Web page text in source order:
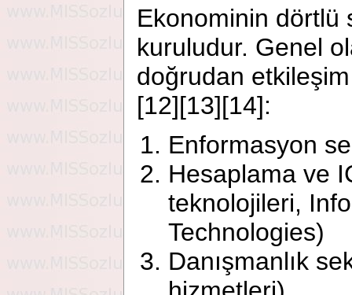
Ekonominin dörtlü
kuruludur. Genel
doğrudan
[12][13][14]:
Enformasyon
Hesaplama ve
teknolojileri,
Technologies)
Danışmanlık